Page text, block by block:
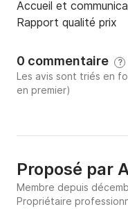
Accueil et
Rapport qualité prix
0 commentaire ?
Les avis sont triés en
en premier)
Proposé par
Membre depuis
Propriétaire